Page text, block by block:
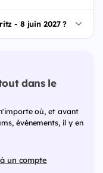
- 8 juin 2027 ?
dans le
où, et avant
événements, il y en
un compte